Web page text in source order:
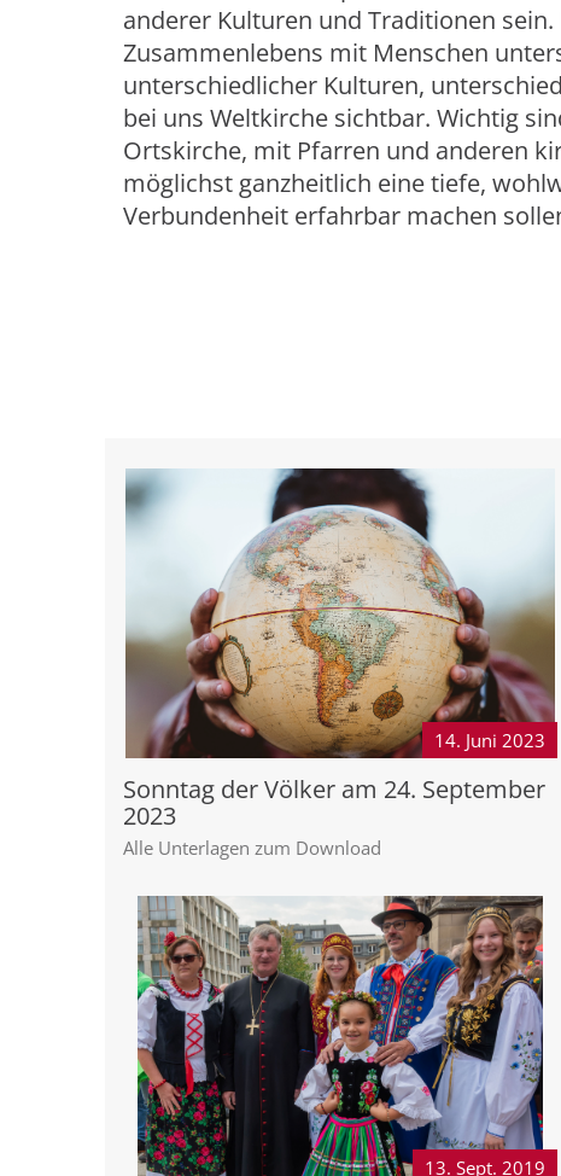
anderer Kulturen und Traditionen sein.
Zusammenlebens mit Menschen
unterschiedlicher Kulturen,
bei uns Weltkirche sichtbar. Wichtig
Ortskirche, mit Pfarren und anderen
möglichst ganzheitlich eine tiefe,
Verbundenheit erfahrbar machen
14. Juni 2023
Sonntag der Völker am 24. September
2023
Alle Unterlagen zum Download
13. Sept. 2019